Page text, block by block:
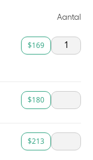
Aantal
$169
$180
$213